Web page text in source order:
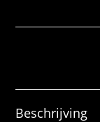
Beschrijving